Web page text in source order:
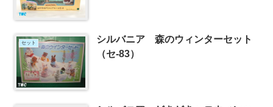
セット
シルバニア 森のウィンターセット
（セ-83）